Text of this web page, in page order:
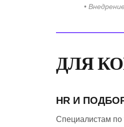
•
ДЛЯ
HR И
Специалистам по